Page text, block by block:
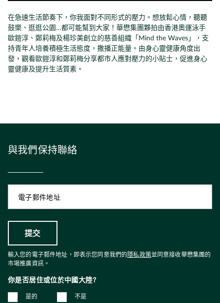
在急速生活節奏下，你我面對不同形式的壓力。想放鬆心情，聽聽
鼓樂、逛逛公園…都可能幫到大家！華懋集團夥拍由香港奧運泳手
歐鎧淳、鄭莉梅及楊珍美創立的慈善組織「Mind the Waves」，支
持青年人培養積極生活態度，撒播正能量。由身心靈健康角度出
發，觀看歐鎧淳和鄭莉梅分享都市人應對壓力的小貼士，促進身心
靈健康及提升生活質素。
與我們保持聯絡
輸入您的電子郵件地址，即表示您同意我們的隱私政策並同意接收華懋集團的
市場推廣資訊。
你是否居住或位於中國大陸?
是的 不是